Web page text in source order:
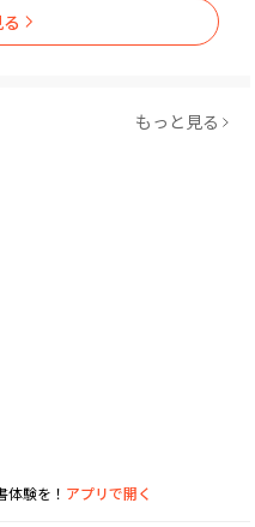
もっと見る
験を！ アプリで開く